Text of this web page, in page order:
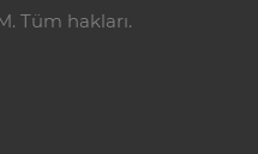
Tüm hakları.